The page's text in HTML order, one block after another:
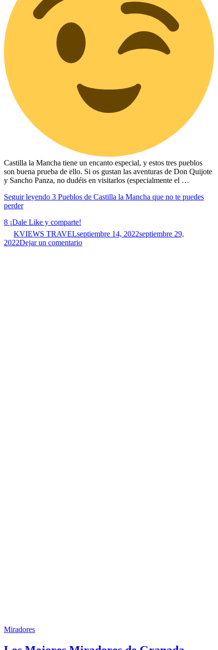
Castilla la Mancha tiene un encanto especial, y estos tres pueblos
son buena prueba de ello. Si os gustan las aventuras de Don Quijote
y Sancho Panza, no dudéis en visitarlos (especialmente el …
Seguir leyendo 3 Pueblos de Castilla la Mancha que no te puedes
perder
8 ¡Dale Like y comparte!
KVIEWS TRAVELseptiembre 14, 2022septiembre 29,
2022Dejar un comentario
Miradores